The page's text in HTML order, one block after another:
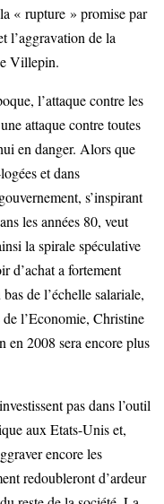
« rupture » promise par
l’aggravation de la
Villepin.
l’attaque contre les
attaque contre toutes
en danger. Alors que
et dans
s’inspirant
les années 80, veut
la spirale spéculative
d’achat a fortement
de l’échelle salariale,
l’Economie, Christine
en 2008 sera encore plus
pas dans l’outil
aux Etats-Unis et,
encore les
redoubleront d’ardeur